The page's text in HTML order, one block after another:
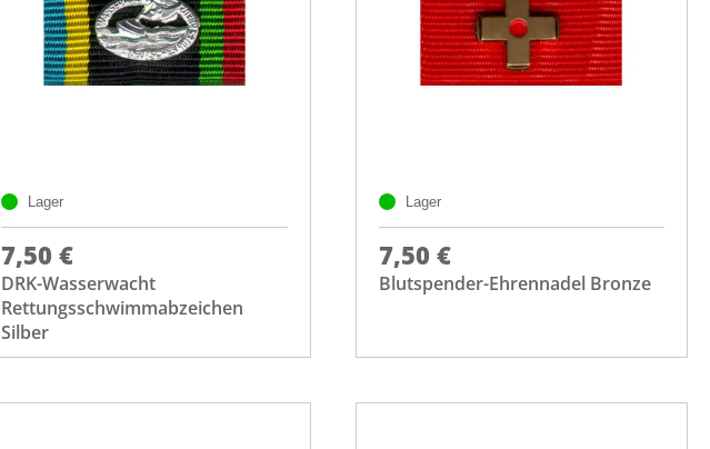
Lager
7,50 €
DRK-Wasserwacht
Rettungsschwimmabzeichen
Silber
Lager
7,50 €
Blutspender-Ehrennadel Bronze